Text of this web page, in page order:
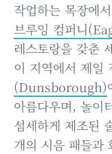
작업하는 목장에
브루잉 컴퍼니
레스토랑을 갖춘
이 지역에서 제일
(Dunsborough)
아름다우며, 놀이
섬세하게 제조된
개의 시음 패들과